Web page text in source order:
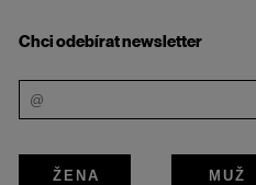
Chci odebírat newsletter
ŽENA MUŽ